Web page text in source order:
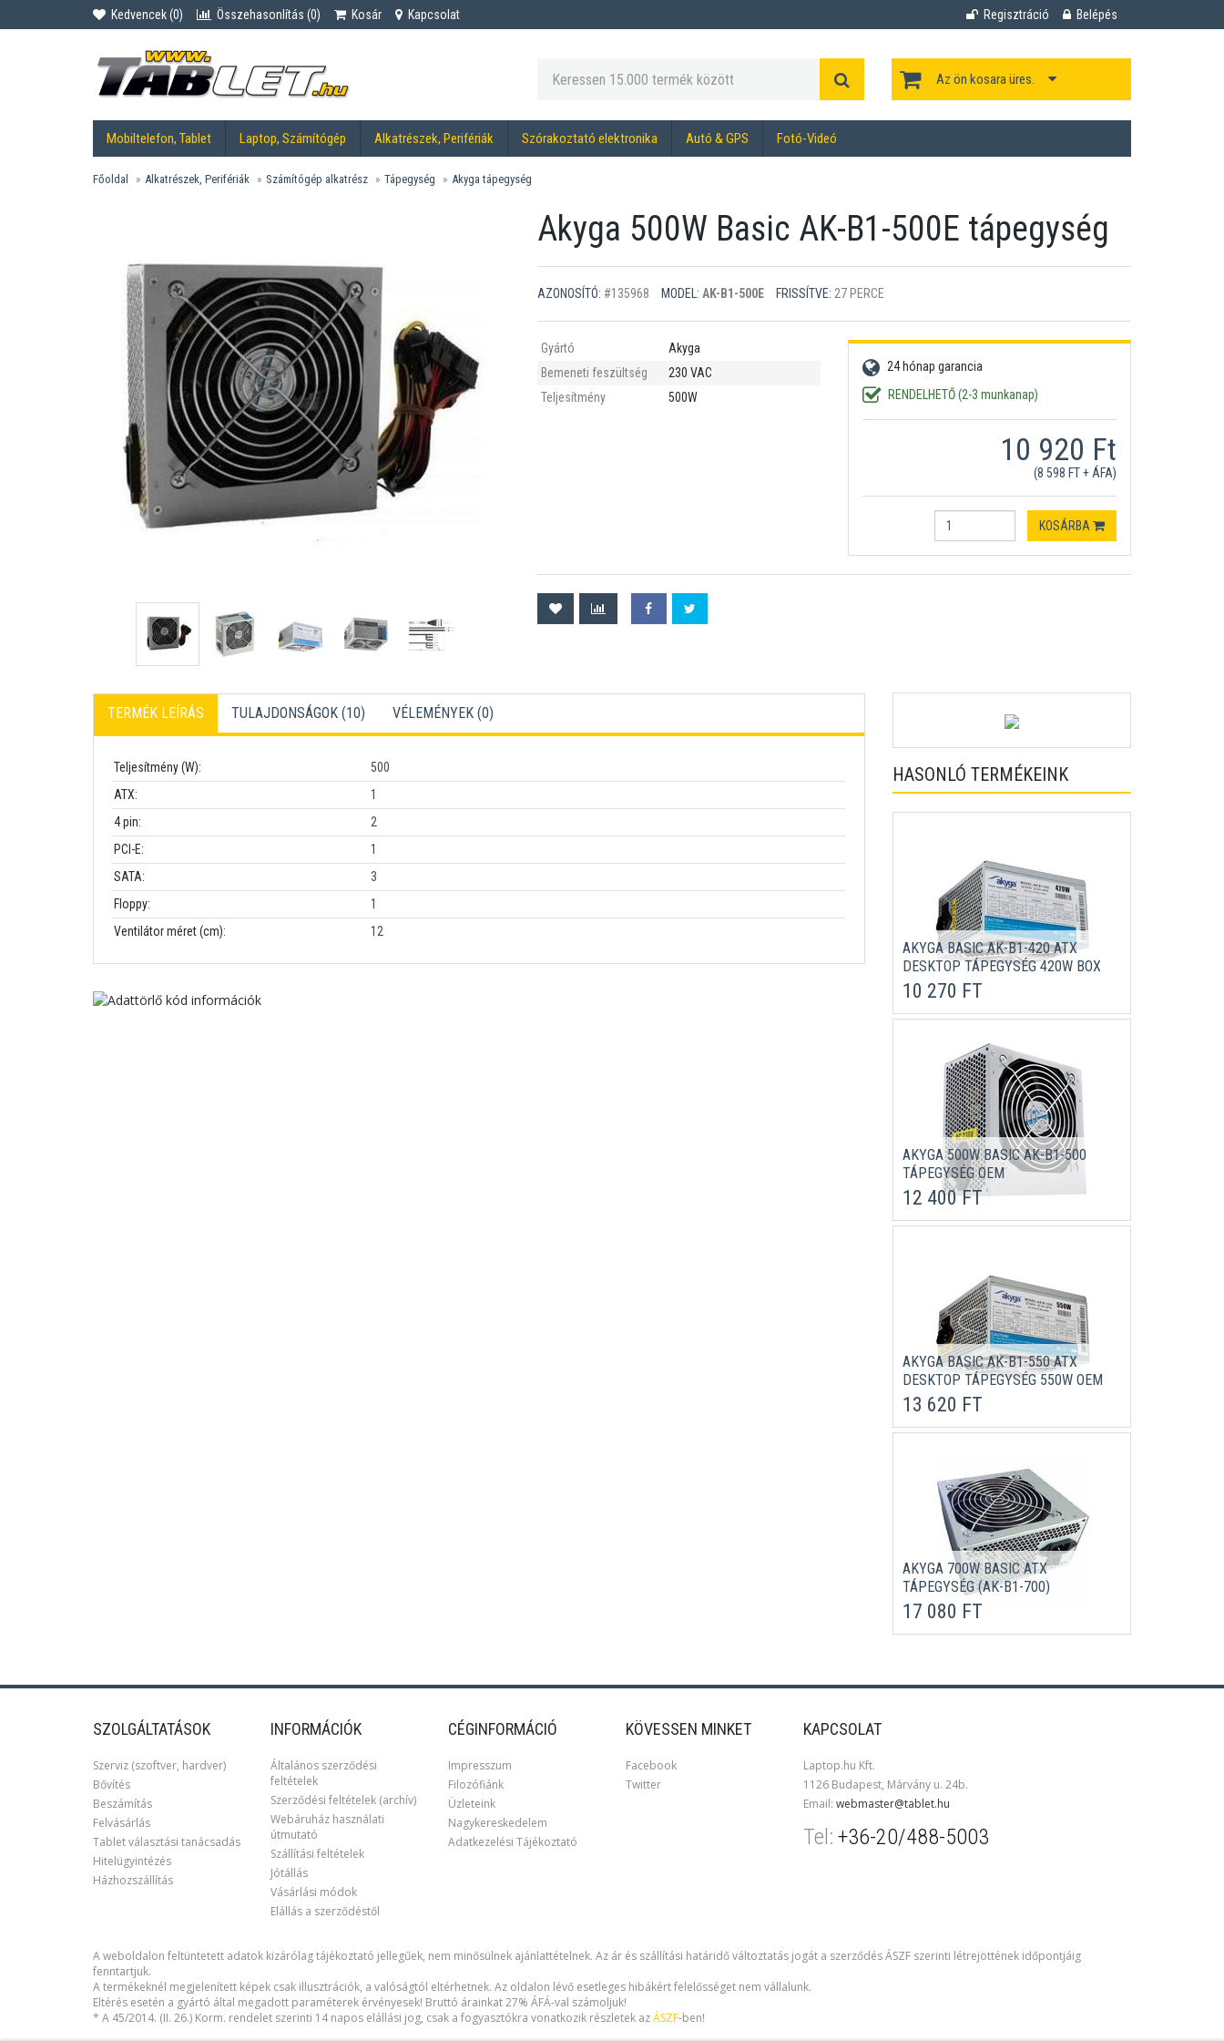
Kedvencek (0) Összehasonlítás (0) Kosár Kapcsolat Regisztráció Belépés
Az ön kosara üres.
Mobiltelefon, Tablet Laptop, Számítógép Alkatrészek, Perifériák Szórakoztató elektronika Autó & GPS Fotó-Videó
Főoldal Alkatrészek, Perifériák Számítógép alkatrész Tápegység Akyga tápegység
Akyga 500W Basic AK-B1-500E tápegység
AZONOSÍTÓ: #135968 MODEL: AK-B1-500E FRISSÍTVE: 27 PERCE
Gyártó
Akyga
Bemeneti feszültség
230 VAC
Teljesítmény
500W
24 hónap garancia
RENDELHETŐ (2-3 munkanap)
10 920 Ft
(8 598 FT + ÁFA)
KOSÁRBA
TERMÉK LEÍRÁS TULAJDONSÁGOK (10) VÉLEMÉNYEK (0)
Teljesítmény (W):
500
ATX:
1
4 pin:
2
PCI-E:
1
SATA:
3
Floppy:
1
Ventilátor méret (cm):
12
HASONLÓ TERMÉKEINK
AKYGA BASIC AK-B1-420 ATX
DESKTOP TÁPEGYSÉG 420W BOX
10 270 FT
AKYGA 500W BASIC AK-B1-500
TÁPEGYSÉG OEM
12 400 FT
AKYGA BASIC AK-B1-550 ATX
DESKTOP TÁPEGYSÉG 550W OEM
13 620 FT
AKYGA 700W BASIC ATX
TÁPEGYSÉG (AK-B1-700)
17 080 FT
SZOLGÁLTATÁSOK
Szerviz (szoftver, hardver)
Bővítés
Beszámítás
Felvásárlás
Tablet választási tanácsadás
Hitelügyintézés
Házhozszállítás
INFORMÁCIÓK
Általános szerződési
feltételek
Szerződési feltételek (archív)
Webáruház használati
útmutató
Szállítási feltételek
Jótállás
Vásárlási módok
Elállás a szerződéstől
CÉGINFORMÁCIÓ
Impresszum
Filozófiánk
Üzleteink
Nagykereskedelem
Adatkezelési Tájékoztató
KÖVESSEN MINKET
Facebook
Twitter
KAPCSOLAT
Laptop.hu Kft.
1126 Budapest, Márvány u. 24b.
Email: webmaster@tablet.hu
Tel: +36-20/488-5003
A weboldalon feltüntetett adatok kizárólag tájékoztató jellegűek, nem minősülnek ajánlattételnek. Az ár és szállítási határidő változtatás jogát a szerződés ÁSZF szerinti létrejöttének időpontjáig
fenntartjuk.
A termékeknél megjelenített képek csak illusztrációk, a valóságtól eltérhetnek. Az oldalon lévő esetleges hibákért felelősséget nem vállalunk.
Eltérés esetén a gyártó által megadott paraméterek érvényesek! Bruttó árainkat 27% ÁFÁ-val számoljuk!
* A 45/2014. (II. 26.) Korm. rendelet szerinti 14 napos elállási jog, csak a fogyasztókra vonatkozik részletek azÁSZF-ben!